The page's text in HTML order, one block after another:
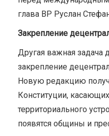
глава ВР Руслан
Закрепление
Другая важная задача
закрепление
Новую редакцию
Конституции,
территориального
появятся общины и